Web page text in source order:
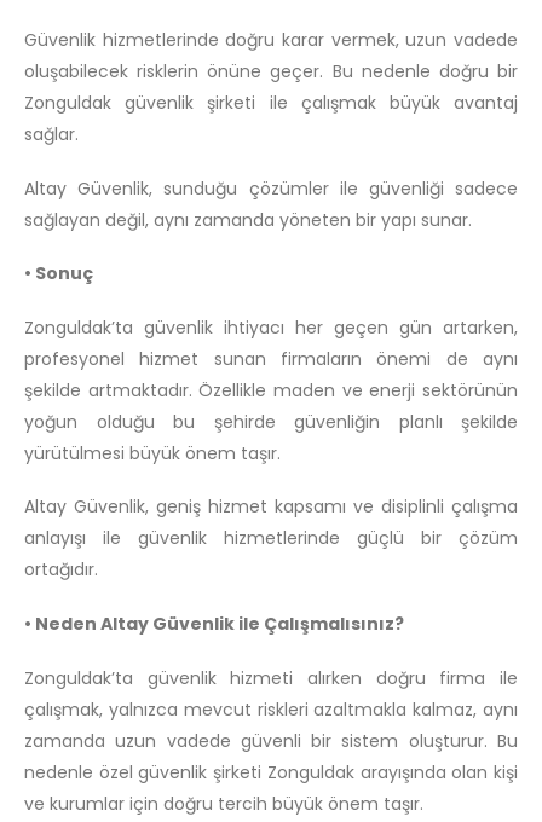
Güvenlik hizmetlerinde doğru karar vermek, uzun vadede
oluşabilecek risklerin önüne geçer. Bu nedenle doğru bir
Zonguldak güvenlik şirketi ile çalışmak büyük avantaj
sağlar.
Altay Güvenlik, sunduğu çözümler ile güvenliği sadece
sağlayan değil, aynı zamanda yöneten bir yapı sunar.
• Sonuç
Zonguldak’ta güvenlik ihtiyacı her geçen gün artarken,
profesyonel hizmet sunan firmaların önemi de aynı
şekilde artmaktadır. Özellikle maden ve enerji sektörünün
yoğun olduğu bu şehirde güvenliğin planlı şekilde
yürütülmesi büyük önem taşır.
Altay Güvenlik, geniş hizmet kapsamı ve disiplinli çalışma
anlayışı ile güvenlik hizmetlerinde güçlü bir çözüm
ortağıdır.
• Neden Altay Güvenlik ile Çalışmalısınız?
Zonguldak’ta güvenlik hizmeti alırken doğru firma ile
çalışmak, yalnızca mevcut riskleri azaltmakla kalmaz, aynı
zamanda uzun vadede güvenli bir sistem oluşturur. Bu
nedenle özel güvenlik şirketi Zonguldak arayışında olan kişi
ve kurumlar için doğru tercih büyük önem taşır.